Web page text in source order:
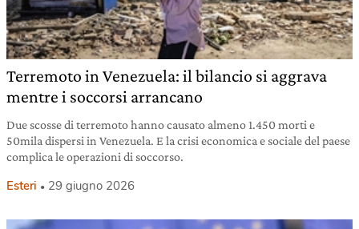
Terremoto in Venezuela: il bilancio si aggrava
mentre i soccorsi arrancano
Due scosse di terremoto hanno causato almeno 1.450 morti e
50mila dispersi in Venezuela. E la crisi economica e sociale del paese
complica le operazioni di soccorso.
Esteri 29 giugno 2026